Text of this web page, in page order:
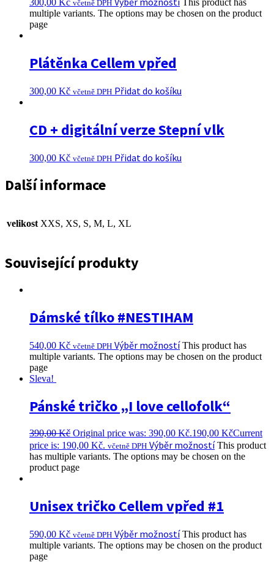
včetně DPH
multiple variants. The options may be chosen on the product
page
Plátěnka Cellem vpřed
300,00 Kč včetně DPH Přidat do košíku
CD + digitální verze Stepní vlk
300,00 Kč včetně DPH Přidat do košíku
Další informace
velikost XXS, XS, S, M, L, XL
Související produkty
Dámské tílko #NESTIHAM
540,00 Kč včetně DPH Výběr možností This product has
multiple variants. The options may be chosen on the product
page
Sleva!
Pánské tričko „I love cellofolk“
390,00Kč Original price was: 390,00 Kč.190,00 KčCurrent
price is: 190,00 Kč. včetně DPH Výběr možností This product
has multiple variants. The options may be chosen on the
product page
Unisex tričko Cellem vpřed #1
590,00 Kč včetně DPH Výběr možností This product has
multiple variants. The options may be chosen on the product
page